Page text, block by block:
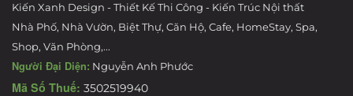
Kiến Xanh Design - Thiết Kế Thi Công - Kiến Trúc Nội thất
Nhà Phố, Nhà Vườn, Biệt Thự, Căn Hộ, Cafe, HomeStay, Spa,
Shop, Văn Phòng,...
Người Đại Diện: Nguyễn Anh Phước
Mã Số Thuế: 3502519940